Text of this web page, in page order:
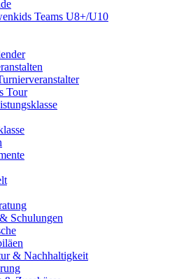
Teams U8+/U10
Tour
Schulungen
& Nachhaltigkeit